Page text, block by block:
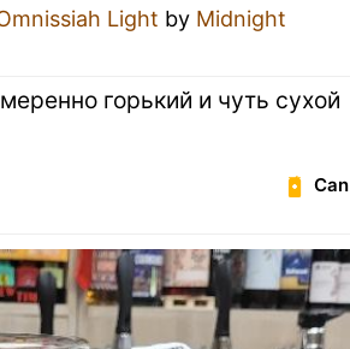
Light by Midnight
горький и чуть сухой
Can